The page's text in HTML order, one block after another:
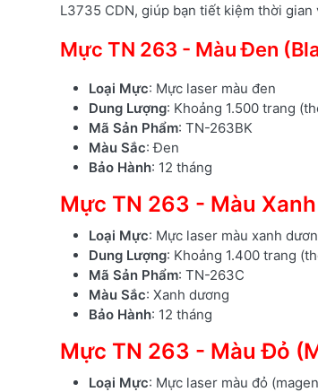
L3735 CDN, giúp bạn tiết kiệm thời gian
Mực TN 263 - Màu Đen
Loại Mực: Mực laser màu đen
Dung Lượng: Khoảng 1.500 trang
Mã Sản Phẩm: TN-263BK
Màu Sắc: Đen
Bảo Hành: 12 tháng
Mực TN 263 - Màu
Loại Mực: Mực laser màu xanh
Dung Lượng: Khoảng 1.400 trang
Mã Sản Phẩm: TN-263C
Màu Sắc: Xanh dương
Bảo Hành: 12 tháng
Mực TN 263 - Màu Đỏ
Loại Mực: Mực laser màu đỏ